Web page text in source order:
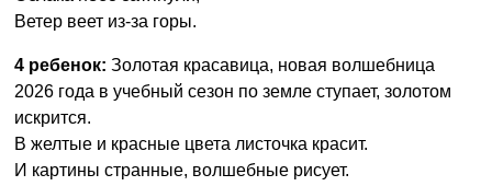
Ветер веет из-за горы.
4 ребенок: Золотая красавица, новая волшебница
2026 года в учебный сезон по земле ступает, золотом
искрится.
В желтые и красные цвета листочка красит.
И картины странные, волшебные рисует.